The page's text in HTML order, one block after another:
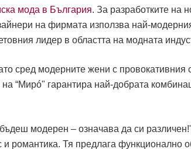
мода в България. За разработките на
на фирмата използва най-
лидер в областта на модната
сред модерните жени с провокативния
“Мирó" гарантира най-добрата
модерен – означава да си
романтика. Тя предлага функционално